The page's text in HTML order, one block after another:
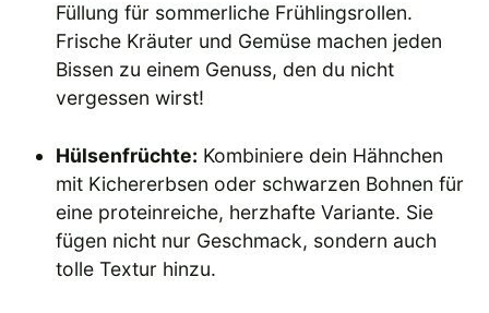
Füllung für sommerliche Frühlingsrollen.
Frische Kräuter und Gemüse machen jeden
Bissen zu einem Genuss, den du nicht
vergessen wirst!
Hülsenfrüchte: Kombiniere dein Hähnchen
mit Kichererbsen oder schwarzen Bohnen für
eine proteinreiche, herzhafte Variante. Sie
fügen nicht nur Geschmack, sondern auch
tolle Textur hinzu.